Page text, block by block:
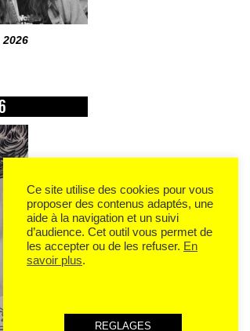
Ce site utilise des cookies pour vous
proposer des contenus adaptés, une
aide à la navigation et un suivi
d’audience. Cet outil vous permet de
les accepter ou de les refuser. En
savoir plus.
REGLAGES